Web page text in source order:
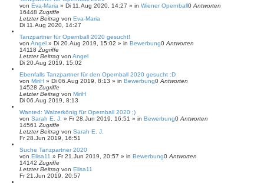
von Eva-Maria » Di 11.Aug 2020, 14:27 » in Wiener Opernball0 Antworten
16448 Zugriffe
Letzter Beitrag von Eva-Maria
Di 11.Aug 2020, 14:27
Tanzpartner für Opernball 2020 gesucht!
von Angel » Di 20.Aug 2019, 15:02 » in Bewerbung0 Antworten
14118 Zugriffe
Letzter Beitrag von Angel
Di 20.Aug 2019, 15:02
Ebenfalls Tanzpartner für den Opernball 2020 gesucht :D
von MiriH » Di 06.Aug 2019, 8:13 » in Bewerbung0 Antworten
14528 Zugriffe
Letzter Beitrag von MiriH
Di 06.Aug 2019, 8:13
Wanted: Walzerkönig für Opernball 2020 ;)
von Sarah E. J. » Fr 28.Jun 2019, 16:51 » in Bewerbung0 Antworten
14561 Zugriffe
Letzter Beitrag von Sarah E. J.
Fr 28.Jun 2019, 16:51
Suche Tanzpartner 2020
von Elisa11 » Fr 21.Jun 2019, 20:57 » in Bewerbung0 Antworten
14142 Zugriffe
Letzter Beitrag von Elisa11
Fr 21.Jun 2019, 20:57